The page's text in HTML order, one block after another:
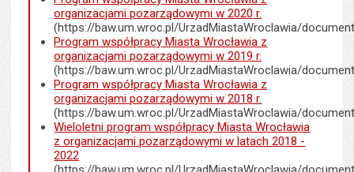
organizacjami pozarządowymi w 2020 r.
(https://baw.um.wroc.pl/UrzadMiastaWroclawia/
Program współpracy Miasta Wrocławia z
organizacjami pozarządowymi w 2019 r.
(https://baw.um.wroc.pl/UrzadMiastaWroclawia/
Program współpracy Miasta Wrocławia z
organizacjami pozarządowymi w 2018 r.
(https://baw.um.wroc.pl/UrzadMiastaWroclawia/
Wieloletni program współpracy Miasta Wrocławia
z organizacjami pozarządowymi w latach 2018 -
2022